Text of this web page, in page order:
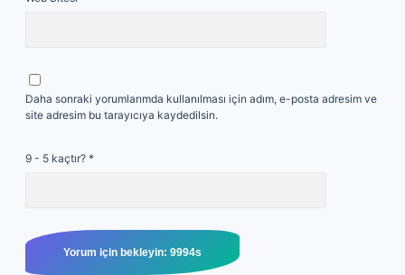
Daha sonraki yorumlarımda kullanılması için adım, e-posta adresim ve
site adresim bu tarayıcıya kaydedilsin.
9 - 5 kaçtır? *